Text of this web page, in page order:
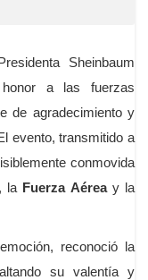
Sheinbaum
a las fuerzas
de agradecimiento y
evento, transmitido a
conmovida
, la Fuerza Aéreay la
reconoció la
su valentía y